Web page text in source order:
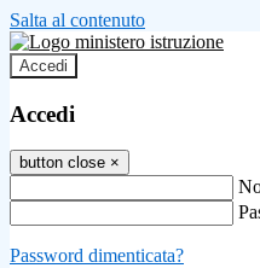
Salta al contenuto
Accedi
Accedi
button close ×
Password dimenticata?